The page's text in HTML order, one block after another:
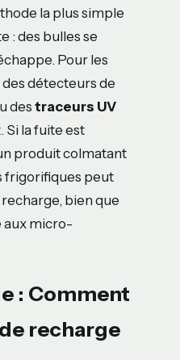
la plus simple
: des bulles se
Pour les
détecteurs de
des traceurs UV
Si la fuite est
produit colmatant
frigorifiques peut
bien que
aux micro-
: Comment
recharge